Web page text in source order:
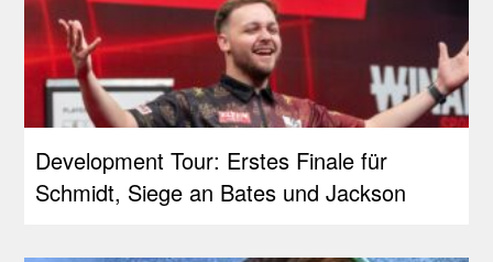
Development Tour: Erstes Finale für
Schmidt, Siege an Bates und Jackson